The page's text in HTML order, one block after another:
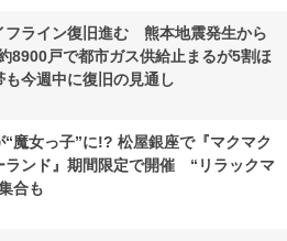
フライン復旧進む 熊本地震発生から
戸で都市ガス供給止まるが5割ほ
今週中に復旧の見通し
“魔女っ子”に!? 松屋銀座で『マクマク
ランド』期間限定で開催 “リラックマ
合も